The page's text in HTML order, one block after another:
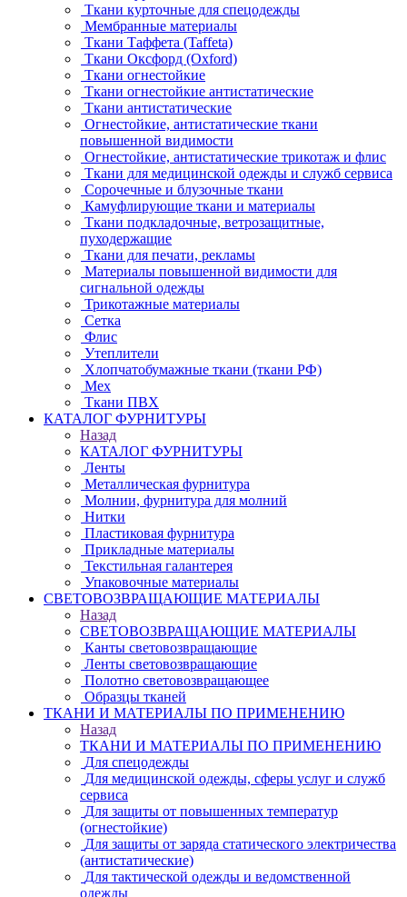
Ткани курточные для спецодежды
Мембранные материалы
Ткани Таффета (Taffeta)
Ткани Оксфорд (Oxford)
Ткани огнестойкие
Ткани огнестойкие антистатические
Ткани антистатические
Огнестойкие, антистатические ткани
повышенной видимости
Огнестойкие, антистатические трикотаж и флис
Ткани для медицинской одежды и служб сервиса
Сорочечные и блузочные ткани
Камуфлирующие ткани и материалы
Ткани подкладочные, ветрозащитные,
пуходержащие
Ткани для печати, рекламы
Материалы повышенной видимости для
сигнальной одежды
Трикотажные материалы
Сетка
Флис
Утеплители
Хлопчатобумажные ткани (ткани РФ)
Мех
Ткани ПВХ
КАТАЛОГ ФУРНИТУРЫ
Назад
КАТАЛОГ ФУРНИТУРЫ
Ленты
Металлическая фурнитура
Молнии, фурнитура для молний
Нитки
Пластиковая фурнитура
Прикладные материалы
Текстильная галантерея
Упаковочные материалы
СВЕТОВОЗВРАЩАЮЩИЕ МАТЕРИАЛЫ
Назад
СВЕТОВОЗВРАЩАЮЩИЕ МАТЕРИАЛЫ
Канты световозвращающие
Ленты световозвращающие
Полотно световозвращающее
Образцы тканей
ТКАНИ И МАТЕРИАЛЫ ПО ПРИМЕНЕНИЮ
Назад
ТКАНИ И МАТЕРИАЛЫ ПО ПРИМЕНЕНИЮ
Для спецодежды
Для медицинской одежды, сферы услуг и служб
сервиса
Для защиты от повышенных температур
(огнестойкие)
Для защиты от заряда статического электричества
(антистатические)
Для тактической одежды и ведомственной
одежды